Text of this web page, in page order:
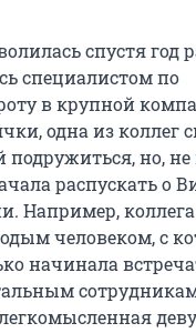
спустя год
специалистом по
в крупной
одна из коллег
подружиться, но, не
распускать о
Например,
человеком, с
начинала